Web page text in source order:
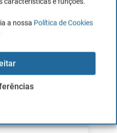
a nossa Política de Cookies